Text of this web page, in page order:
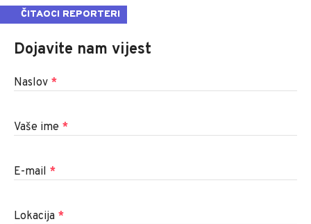
ČITAOCI REPORTERI
Dojavite nam vijest
Naslov *
Vaše ime *
E-mail *
Lokacija *